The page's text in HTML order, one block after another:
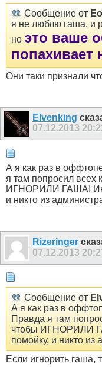
Сообщение от
я не люблю гаша, и
но это ваше
попахивает
Они таки признали
Elvenking
07.12.2013
А я как раз в
я там попросил всех
ИГНОРИЛИ ГАША!
и никто из
Rizeringer
07.12.2013
Сообщение от
А я как раз в
Правда я там
чтобы ИГНОРИЛИ
помойку, и никто из
Если игнорить гаша,